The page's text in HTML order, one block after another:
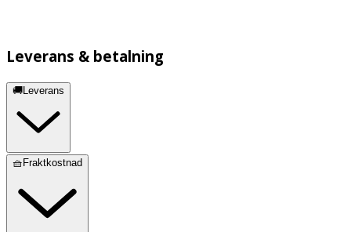
Leverans & betalning
🚚Leverans
🧺Fraktkostnad